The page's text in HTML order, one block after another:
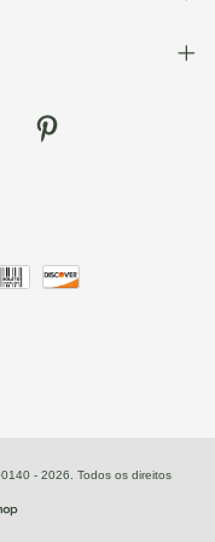
- 2026. Todos os direitos